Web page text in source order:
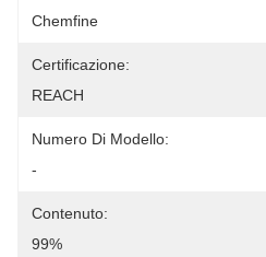
Chemfine
Certificazione:
REACH
Numero Di Modello:
-
Contenuto:
99%